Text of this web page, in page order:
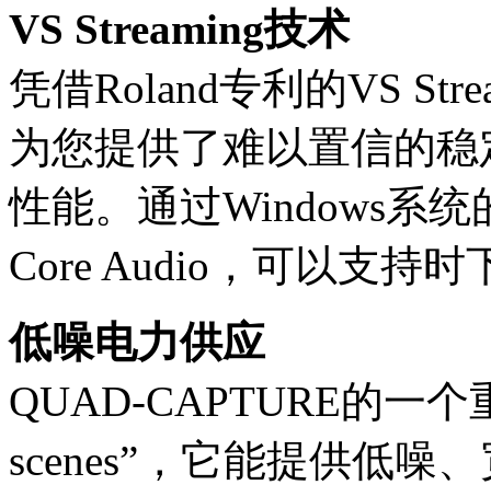
VS Streaming技术
凭借Roland专利的VS
为您提供了难以置信的
性能。通过Windows系
Core Audio，可以支持时
低噪电力供应
QUAD-CAPTURE的一个
scenes”，它能提供低噪